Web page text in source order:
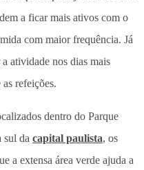
a ficar mais ativos com o
com maior frequência. Já
atividade nos dias mais
refeições.
dentro do Parque
sul da capital paulista, os
a extensa área verde ajuda a